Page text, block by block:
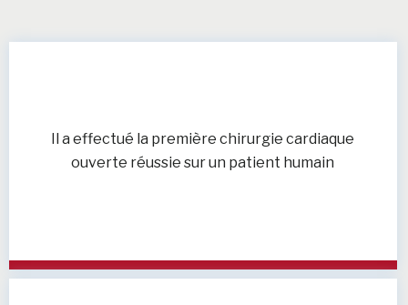
Il a effectué la première chirurgie cardiaque
ouverte réussie sur un patient humain